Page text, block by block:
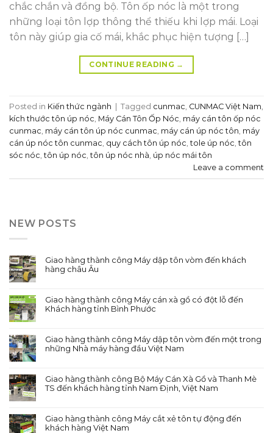
chắc chắn và đồng bộ. Tôn ốp nóc là một trong
những loại tôn lợp thông thể thiếu khi lợp mái. Loại
tôn này giúp gia cố mái, khắc phục hiện tượng […]
CONTINUE READING →
Posted in Kiến thức ngành | Tagged cunmac CUNMAC Việt Nam
kích thước tôn úp nóc Máy Cán Tôn Ốp Nóc máy cán tôn ốp nóc
cunmac máy cán tôn úp nóc cunmac máy cán úp nóc tôn máy
cán úp nóc tôn cunmac quy cách tôn úp nóc ,tole úp nóc ,tôn
sóc nóc ,tôn úp nóc ,tôn úp nóc nhà úp nóc mái tôn
Leave a comment
NEW POSTS
Giao hàng thành công Máy dập tôn vòm đến khách
hàng châu Âu
Giao hàng thành công Máy cán xà gồ có đột lỗ đến
Khách hàng tỉnh Bình Phước
Giao hàng thành công Máy dập tôn vòm đến một trong
những Nhà máy hàng đầu Việt Nam
Giao hàng thành công Bộ Máy Cán Xà Gồ và Thanh Mè
TS đến khách hàng tỉnh Nam Định, Việt Nam
Giao hàng thành công Máy cắt xẻ tôn tự động đến
khách hàng Việt Nam